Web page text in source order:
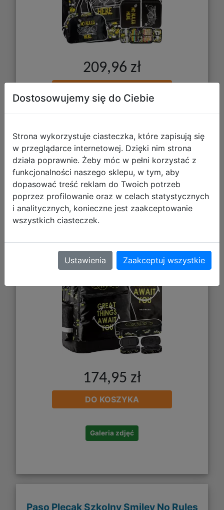
209,96 zł
Paso Zestaw Szkolny 3el Smiley
Great Things Plecak SM26LH-116 +
Piórnik SM26LH-013 + Worek
174,95 zł
DO KOSZYKA
Galeria zdjęć
Paso Plecak Szkolny Smiley No Rules
Dostosowujemy się do Ciebie
Strona wykorzystuje ciasteczka, które zapisują się
w przeglądarce internetowej. Dzięki nim strona
działa poprawnie. Żeby móc w pełni korzystać z
funkcjonalności naszego sklepu, w tym, aby
dopasować treść reklam do Twoich potrzeb
poprzez profilowanie oraz w celach statystycznych
i analitycznych, konieczne jest zaakceptowanie
wszystkich ciasteczek.
Ustawienia Zaakceptuj wszystkie